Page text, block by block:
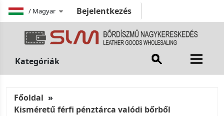
/ Magyar Bejelentkezés
Kategóriák
Főoldal
Kisméretű férfi pénztárca valódi bőrből